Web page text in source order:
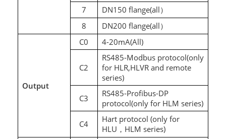
7
DN150 flange(all）
8 DN200 flange(all）
Output
C0 4-20mA(All)
C2
RS485-Modbus protocol(only
for HLR,HLVR and remote
series)
C3
RS485-Profibus-DP
protocol(only for HLM series)
C4
Hart protocol (only for
HLU ， HLM series)